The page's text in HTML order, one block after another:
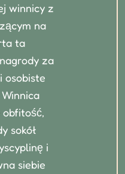
winnicy z
na
ta
za
osobiste
sokół
i
siebie